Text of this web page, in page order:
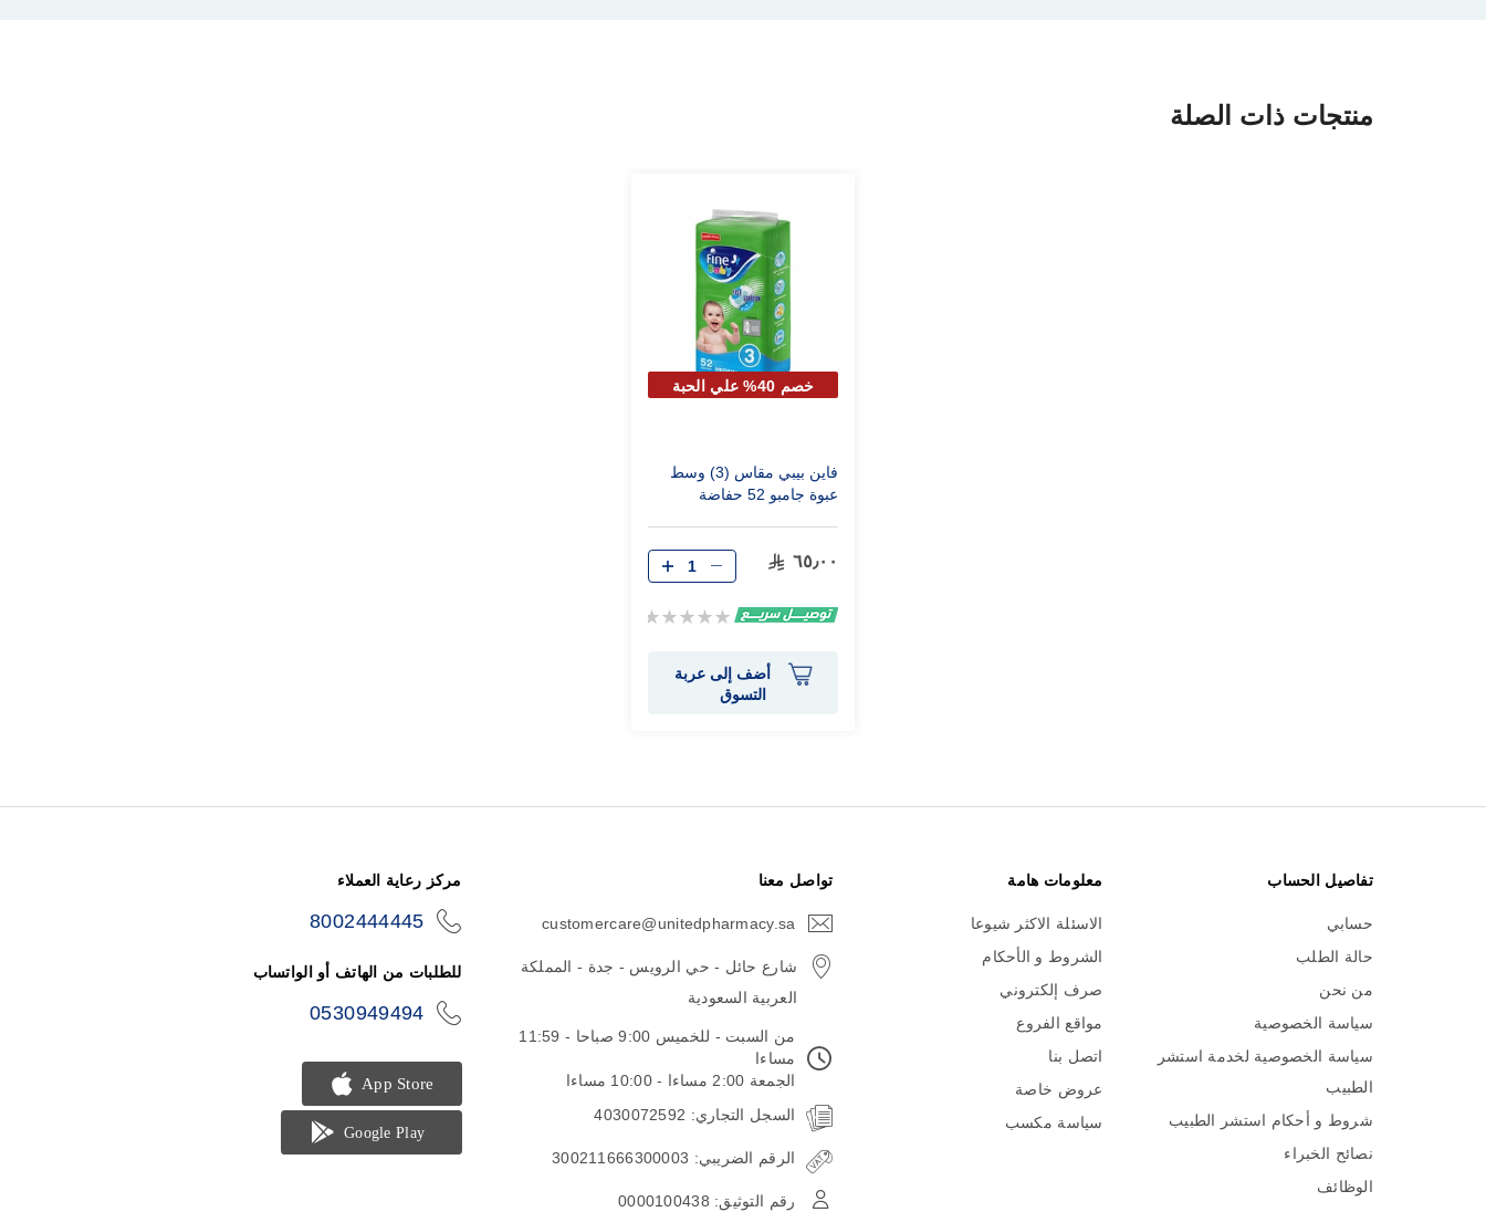
منتجات ذات الصلة
خصم 40% علي الحبة
فاين بيبي مقاس (3) وسط
عبوة جامبو 52 حفاضة
٦٥٫٠٠
Rating:
أضف إلى عربة
التسوق
تفاصيل الحساب
حسابي
حالة الطلب
من نحن
سياسة الخصوصية
سياسة الخصوصية لخدمة استشر
الطبيب
شروط و أحكام استشر الطبيب
نصائح الخبراء
الوظائف
معلومات هامة
الاسئلة الاكثر شيوعا
الشروط و الأحكام
صرف إلكتروني
مواقع الفروع
اتصل بنا
عروض خاصة
سياسة مكسب
تواصل معنا
customercare@unitedpharmacy.sa
شارع حائل - حي الرويس - جدة - المملكة
العربية السعودية
من السبت - للخميس 9:00 صباحا - 11:59
مساءا
الجمعة 2:00 مساءا - 10:00 مساءا
السجل التجاري: 4030072592
الرقم الضريبي: 300211666300003
رقم التوثيق: 0000100438
مركز رعاية العملاء
8002444445
للطلبات من الهاتف أو الواتساب
0530949494